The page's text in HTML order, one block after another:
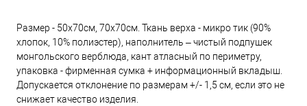
Размер - 50х70см, 70х70см. Ткань верха - микро тик (90%
хлопок, 10% полиэстер), наполнитель – чистый подпушек
монгольского верблюда, кант атласный по периметру,
упаковка - фирменная сумка + информационный вкладыш.
Допускается отклонение по размерам +/- 1,5 см, если это не
снижает качество изделия.